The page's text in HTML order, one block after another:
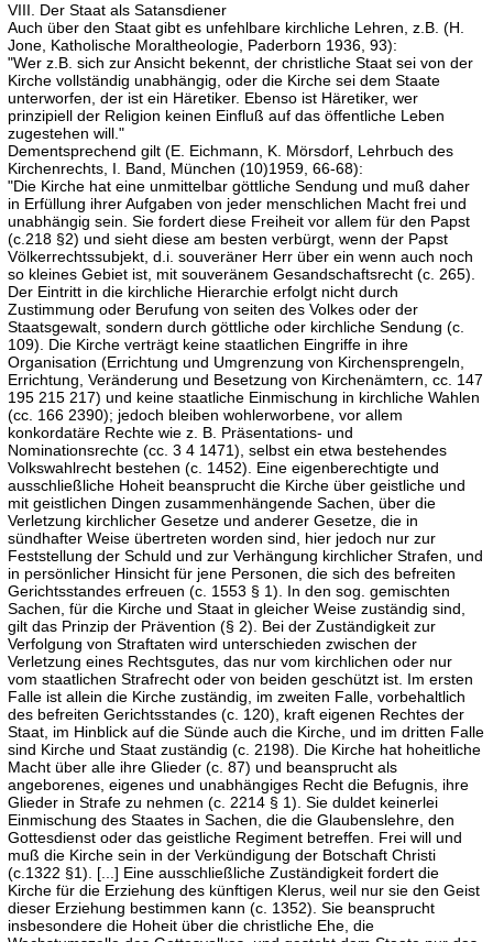
VIII. Der Staat als Satansdiener
Auch über den Staat gibt es unfehlbare kirchliche Lehren, z.B. (H.
Jone, Katholische Moraltheologie, Paderborn 1936, 93):
"Wer z.B. sich zur Ansicht bekennt, der christliche Staat sei von der
Kirche vollständig unabhängig, oder die Kirche sei dem Staate
unterworfen, der ist ein Häretiker. Ebenso ist Häretiker, wer
prinzipiell der Religion keinen Einfluß auf das öffentliche Leben
zugestehen will."
Dementsprechend gilt (E. Eichmann, K. Mörsdorf, Lehrbuch des
Kirchenrechts, I. Band, München (10)1959, 66-68):
"Die Kirche hat eine unmittelbar göttliche Sendung und muß daher
in Erfüllung ihrer Aufgaben von jeder menschlichen Macht frei und
unabhängig sein. Sie fordert diese Freiheit vor allem für den Papst
(c.218 §2) und sieht diese am besten verbürgt, wenn der Papst
Völkerrechtssubjekt, d.i. souveräner Herr über ein wenn auch noch
so kleines Gebiet ist, mit souveränem Gesandschaftsrecht (c. 265).
Der Eintritt in die kirchliche Hierarchie erfolgt nicht durch
Zustimmung oder Berufung von seiten des Volkes oder der
Staatsgewalt, sondern durch göttliche oder kirchliche Sendung (c.
109). Die Kirche verträgt keine staatlichen Eingriffe in ihre
Organisation (Errichtung und Umgrenzung von Kirchensprengeln,
Errichtung, Veränderung und Besetzung von Kirchenämtern, cc. 147
195 215 217) und keine staatliche Einmischung in kirchliche Wahlen
(cc. 166 2390); jedoch bleiben wohlerworbene, vor allem
konkordatäre Rechte wie z. B. Präsentations- und
Nominationsrechte (cc. 3 4 1471), selbst ein etwa bestehendes
Volkswahlrecht bestehen (c. 1452). Eine eigenberechtigte und
ausschließliche Hoheit beansprucht die Kirche über geistliche und
mit geistlichen Dingen zusammenhängende Sachen, über die
Verletzung kirchlicher Gesetze und anderer Gesetze, die in
sündhafter Weise übertreten worden sind, hier jedoch nur zur
Feststellung der Schuld und zur Verhängung kirchlicher Strafen, und
in persönlicher Hinsicht für jene Personen, die sich des befreiten
Gerichtsstandes erfreuen (c. 1553 § 1). In den sog. gemischten
Sachen, für die Kirche und Staat in gleicher Weise zuständig sind,
gilt das Prinzip der Prävention (§ 2). Bei der Zuständigkeit zur
Verfolgung von Straftaten wird unterschieden zwischen der
Verletzung eines Rechtsgutes, das nur vom kirchlichen oder nur
vom staatlichen Strafrecht oder von beiden geschützt ist. Im ersten
Falle ist allein die Kirche zuständig, im zweiten Falle, vorbehaltlich
des befreiten Gerichtsstandes (c. 120), kraft eigenen Rechtes der
Staat, im Hinblick auf die Sünde auch die Kirche, und im dritten Falle
sind Kirche und Staat zuständig (c. 2198). Die Kirche hat hoheitliche
Macht über alle ihre Glieder (c. 87) und beansprucht als
angeborenes, eigenes und unabhängiges Recht die Befugnis, ihre
Glieder in Strafe zu nehmen (c. 2214 § 1). Sie duldet keinerlei
Einmischung des Staates in Sachen, die die Glaubenslehre, den
Gottesdienst oder das geistliche Regiment betreffen. Frei will und
muß die Kirche sein in der Verkündigung der Botschaft Christi
(c.1322 §1). [...] Eine ausschließliche Zuständigkeit fordert die
Kirche für die Erziehung des künftigen Klerus, weil nur sie den Geist
dieser Erziehung bestimmen kann (c. 1352). Sie beansprucht
insbesondere die Hoheit über die christliche Ehe, die